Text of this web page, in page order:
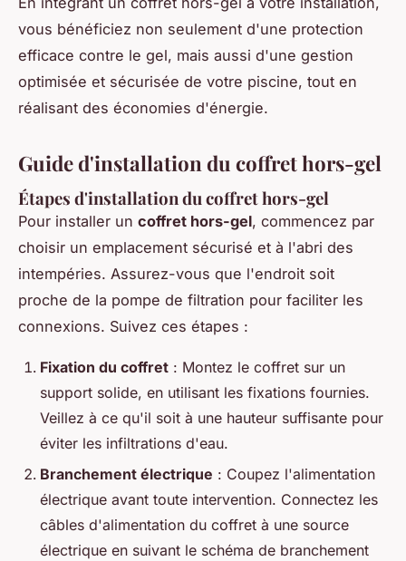
vous bénéficiez non seulement d'une protection
efficace contre le gel, mais aussi d'une gestion
optimisée et sécurisée de votre piscine, tout en
réalisant des économies d'énergie.
Guide d'installation du coffret hors-gel
Étapes d'installation du coffret hors-gel
Pour installer un coffret hors-gel, commencez par
choisir un emplacement sécurisé et à l'abri des
intempéries. Assurez-vous que l'endroit soit
proche de la pompe de filtration pour faciliter les
connexions. Suivez ces étapes :
Fixation du coffret : Montez le coffret sur un
support solide, en utilisant les fixations fournies.
Veillez à ce qu'il soit à une hauteur suffisante pour
éviter les infiltrations d'eau.
Branchement électrique : Coupez l'alimentation
électrique avant toute intervention. Connectez les
câbles d'alimentation du coffret à une source
électrique en suivant le schéma de branchement